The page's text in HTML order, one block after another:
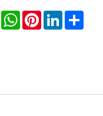
WhatsApp
PinterestLinkedInShare